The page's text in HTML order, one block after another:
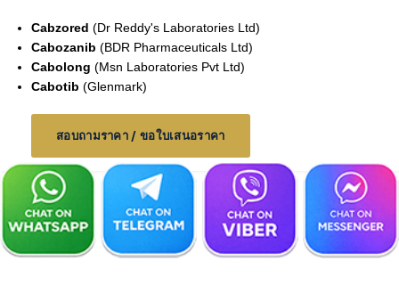
Cabzored (Dr Reddy's Laboratories Ltd)
Cabozanib (BDR Pharmaceuticals Ltd)
Cabolong (Msn Laboratories Pvt Ltd)
Cabotib (Glenmark)
สอบถามราคา / ขอใบเสนอราคา